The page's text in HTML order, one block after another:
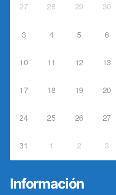
27 28 29 30
3 4 5 6
10 11 12 13
17 18 19 20
24 25 26 27
31 1 2 3
Información